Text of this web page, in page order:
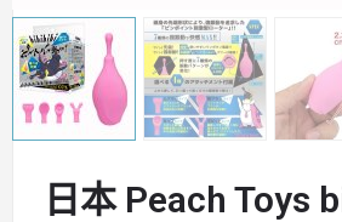
日本 Peach Toys